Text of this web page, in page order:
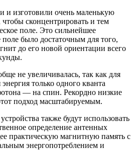
и изготовили очень маленькую
сконцентрировать и тем
поле. Это сильнейшее
поле было достаточным для того,
до его новой ориентации всего
не увеличивалась, так как для
энергия только одного кванта
— на спин. Рекордно низкие
подход масштабируемым.
также будут использовать
определение антенных
практическую магнитную память с
энергопотреблением и